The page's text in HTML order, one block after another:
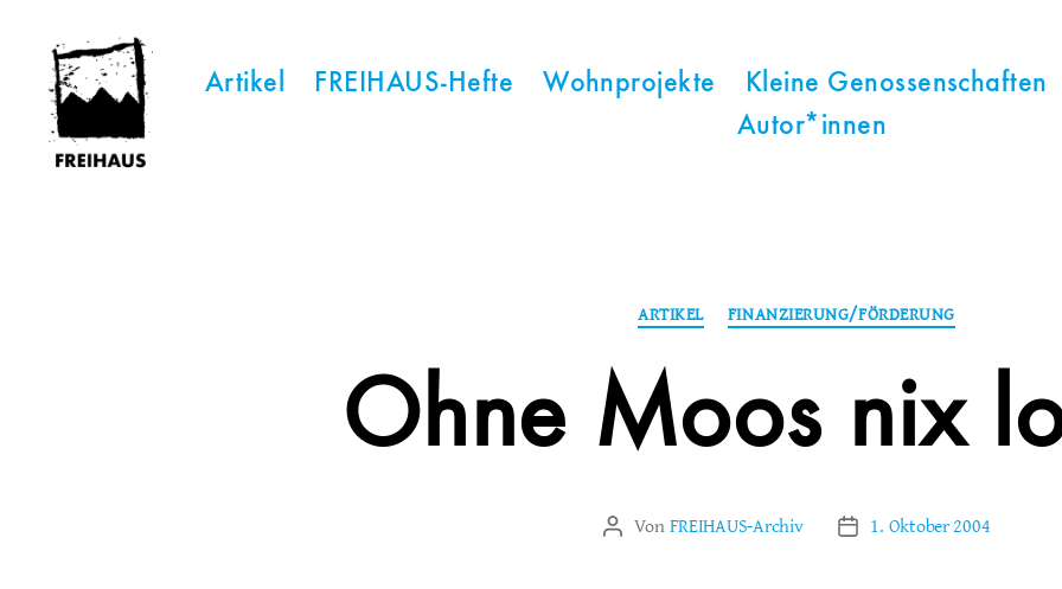
Artikel FREIHAUS-Hefte Wohnprojekte Kleine Genossenschaften
Autor*innen
Kategorien
ARTIKEL FINANZIERUNG/FÖRDERUNG
Ohne Moos nix
Beitragsautor
Von FREIHAUS-Archiv Veröffentlichungsdatum
1. Oktober 2004